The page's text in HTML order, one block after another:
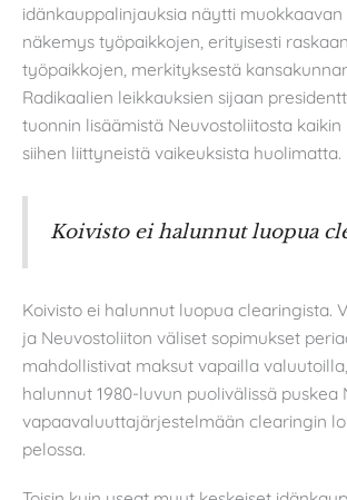
idänkauppalinjauksia näytti
näkemys työpaikkojen, erityisesti
työpaikkojen, merkityksestä
Radikaalien leikkauksien sijaan
tuonnin lisäämistä Neuvostoliitosta kaikin
siihen liittyneistä vaikeuksista huolimatta.
Koivisto ei halunnut luopua
Koivisto ei halunnut luopua clearingista.
ja Neuvostoliiton väliset sopimukset
mahdollistivat maksut vapailla
halunnut 1980-luvun puolivälissä puskea
vapaavaluuttajärjestelmään clearingin
pelossa.